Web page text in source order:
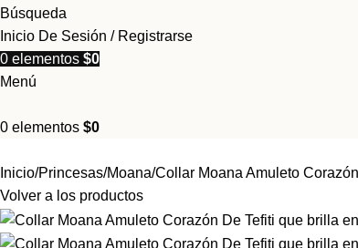
Búsqueda
Inicio De Sesión / Registrarse
0 elementos $0
Menú
0 elementos $0
Inicio Princesas Moana Collar Moana Amuleto
Volver a los productos